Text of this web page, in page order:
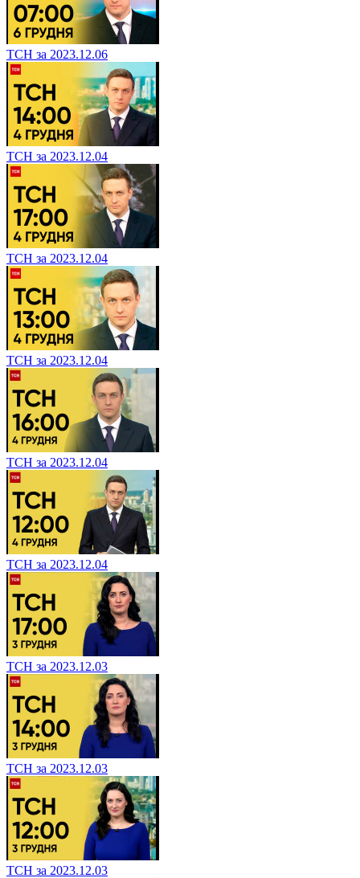
ТСН за 2023.12.06
ТСН за 2023.12.04
ТСН за 2023.12.04
ТСН за 2023.12.04
ТСН за 2023.12.04
ТСН за 2023.12.04
ТСН за 2023.12.03
ТСН за 2023.12.03
ТСН за 2023.12.03